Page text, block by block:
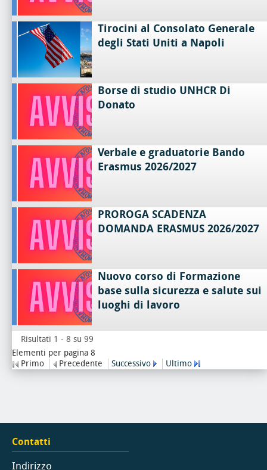
Tirocini al Consolato Generale
degli Stati Uniti a Napoli
Borse di studio UNHCR Di
Donato
Verbale e graduatorie Bando
Erasmus 2026/2027
PROROGA SCADENZA
DOMANDA ERASMUS 2026/2027
Nuovo corso di Formazione
base sulla sicurezza e salute sui
luoghi di lavoro
Risultati 1 - 8 su 99
Elementi per pagina 8
Primo
Precedente Successivo Ultimo
Contatti
Indirizzo